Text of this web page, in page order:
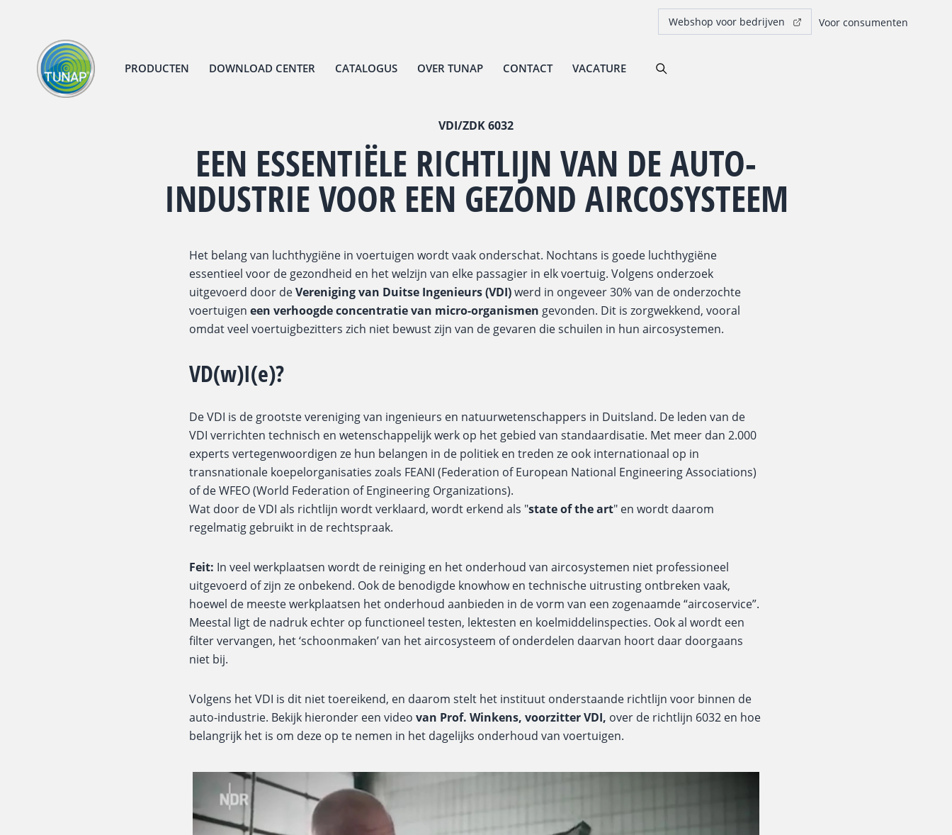
Webshop voor bedrijven Voor consumenten
PRODUCTEN DOWNLOAD CENTER CATALOGUS OVER TUNAP CONTACT VACATURE
VDI/ZDK 6032
EEN ESSENTIËLE RICHTLIJN VAN DE AUTO-
INDUSTRIE VOOR EEN GEZOND AIRCOSYSTEEM
Het belang van luchthygiëne in voertuigen wordt vaak onderschat. Nochtans is goede luchthygiëne
essentieel voor de gezondheid en het welzijn van elke passagier in elk voertuig. Volgens onderzoek
uitgevoerd door deVereniging van Duitse Ingenieurs (VDI)werd in ongeveer 30% van de onderzochte
voertuigen een verhoogde concentratie van micro-organismen gevonden. Dit is zorgwekkend, vooral
omdat veel voertuigbezitters zich niet bewust zijn van de gevaren die schuilen in hun aircosystemen.
VD(w)I(e)?
De VDI is de grootste vereniging van ingenieurs en natuurwetenschappers in Duitsland. De leden van de
VDI verrichten technisch en wetenschappelijk werk op het gebied van standaardisatie. Met meer dan 2.000
experts vertegenwoordigen ze hun belangen in de politiek en treden ze ook internationaal op in
transnationale koepelorganisaties zoals FEANI (Federation of European National Engineering Associations)
of de WFEO (World Federation of Engineering Organizations).​
Wat door de VDI als richtlijn wordt verklaard, wordt erkend als "state of the art" en wordt daarom
regelmatig gebruikt in de rechtspraak.​
Feit: In veel werkplaatsen wordt de reiniging en het onderhoud van aircosystemen niet professioneel
uitgevoerd of zijn ze onbekend. Ook de benodigde knowhow en technische uitrusting ontbreken vaak,
hoewel de meeste werkplaatsen het onderhoud aanbieden in de vorm van een zogenaamde “aircoservice”.
Meestal ligt de nadruk echter op functioneel testen, lektesten en koelmiddelinspecties. Ook al wordt een
filter vervangen, het ‘schoonmaken’ van het aircosysteem of onderdelen daarvan hoort daar doorgaans
niet bij.
Volgens het VDI is dit niet toereikend, en daarom stelt het instituut onderstaande richtlijn voor binnen de
auto-industrie. Bekijk hieronder een video van Prof. Winkens, voorzitter VDI, over de richtlijn 6032 en hoe
belangrijk het is om deze op te nemen in het dagelijks onderhoud van voertuigen.